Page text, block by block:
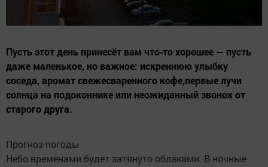
Пусть этот день принесёт вам что‑то хорошее — пусть
даже маленькое, но важное: искреннюю улыбку
соседа, аромат свежесваренного кофе,первые лучи
солнца на подоконнике или неожиданный звонок от
старого друга.
Прогноз погоды
Небо временами будет затянуто облаками. В ночные